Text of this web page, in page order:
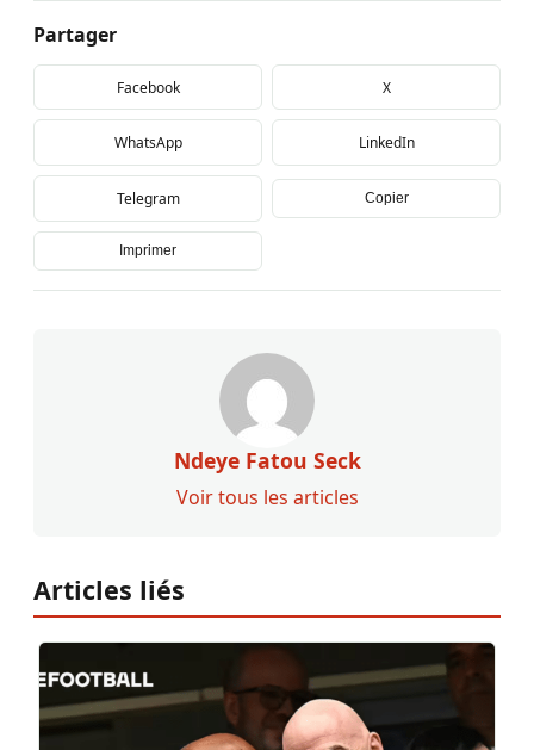
Partager
Facebook X
WhatsApp LinkedIn
Telegram Copier
Imprimer
Ndeye Fatou Seck
Voir tous les articles
Articles liés